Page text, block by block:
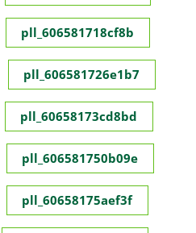
pll_606581718cf8b
pll_606581726e1b7
pll_60658173cd8bd
pll_606581750b09e
pll_60658175aef3f